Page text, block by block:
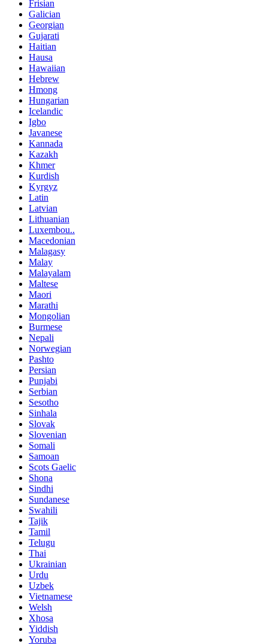
Frisian
Galician
Georgian
Gujarati
Haitian
Hausa
Hawaiian
Hebrew
Hmong
Hungarian
Icelandic
Igbo
Javanese
Kannada
Kazakh
Khmer
Kurdish
Kyrgyz
Latin
Latvian
Lithuanian
Luxembou..
Macedonian
Malagasy
Malay
Malayalam
Maltese
Maori
Marathi
Mongolian
Burmese
Nepali
Norwegian
Pashto
Persian
Punjabi
Serbian
Sesotho
Sinhala
Slovak
Slovenian
Somali
Samoan
Scots Gaelic
Shona
Sindhi
Sundanese
Swahili
Tajik
Tamil
Telugu
Thai
Ukrainian
Urdu
Uzbek
Vietnamese
Welsh
Xhosa
Yiddish
Yoruba